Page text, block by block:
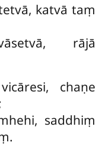
katvā taṃ
rājā
chaṇe
saddhiṃ